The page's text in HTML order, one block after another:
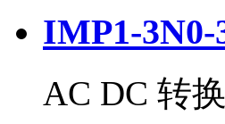
IMP1-3N0-
AC DC 转